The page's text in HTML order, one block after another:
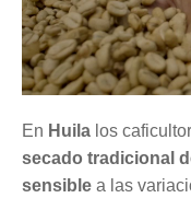
En Huila los
secado tradicional
sensible a las